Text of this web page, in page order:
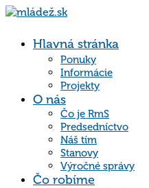
Hlavná stránka
Ponuky
Informácie
Projekty
O nás
Čo je RmS
Predsedníctvo
Náš tím
Stanovy
Výročné správy
Čo robíme